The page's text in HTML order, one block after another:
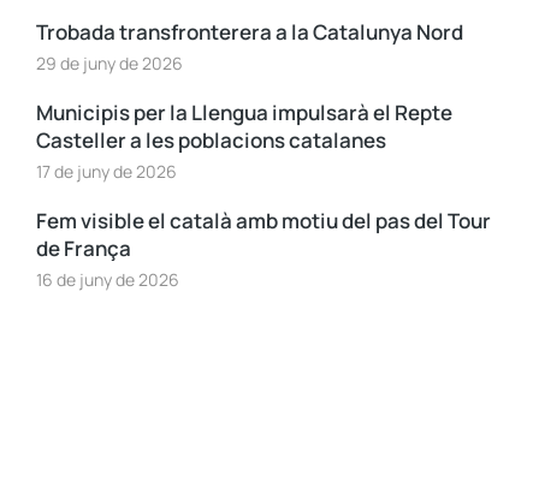
Trobada transfronterera a la Catalunya Nord
29 de juny de 2026
Municipis per la Llengua impulsarà el Repte
Casteller a les poblacions catalanes
17 de juny de 2026
Fem visible el català amb motiu del pas del Tour
de França
16 de juny de 2026